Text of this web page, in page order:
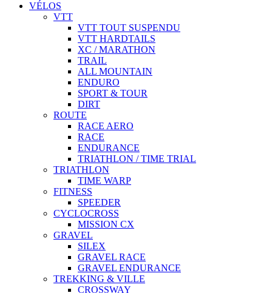
VÉLOS
VTT
VTT TOUT SUSPENDU
VTT HARDTAILS
XC / MARATHON
TRAIL
ALL MOUNTAIN
ENDURO
SPORT & TOUR
DIRT
ROUTE
RACE AERO
RACE
ENDURANCE
TRIATHLON / TIME TRIAL
TRIATHLON
TIME WARP
FITNESS
SPEEDER
CYCLOCROSS
MISSION CX
GRAVEL
SILEX
GRAVEL RACE
GRAVEL ENDURANCE
TREKKING & VILLE
CROSSWAY